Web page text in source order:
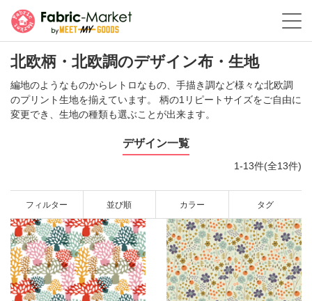
北欧柄・北欧調のデザイン布・生地
編地のようなものからレトロなもの、手描き調など様々な北欧調
のプリント生地を揃えています。 柄の1リピートサイズをご自由に
変更でき、生地の種類も選ぶことが出来ます。
デザイン一覧
1-13件(全13件)
フィルター 並び順 カラー タグ